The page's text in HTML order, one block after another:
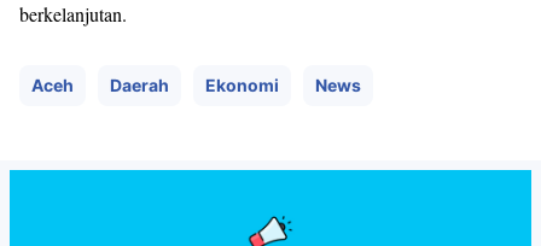
berkelanjutan.
Aceh Daerah Ekonomi News